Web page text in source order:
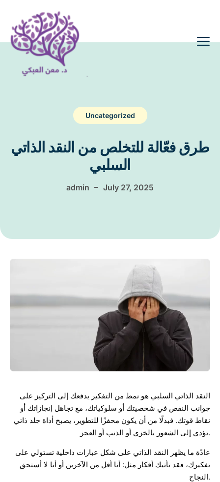
Uncategorized
طرق فعّالة للتخلص من النقد الذاتي
السلبي
admin – July 27, 2025
النقد الذاتي السلبي هو نمط من التفكير يدفعك إلى التركيز على
جوانب النقص في شخصيتك أو سلوكياتك، مع تجاهل إنجازاتك أو
نقاط قوتك. فبدلًا من أن يكون محفزًا للتطوير، يصبح أداة جلد ذاتي
تؤدي إلى الشعور بالخزي أو الذنب أو العجز.
عادًة ما يظهر النقد الذاتي على شكل عبارات داخلية تستولي على
تفكيرك، فقد تأتيك أفكار مثل: أنا أقل من الآخرين أو أنا لا أستحق
النجاح.